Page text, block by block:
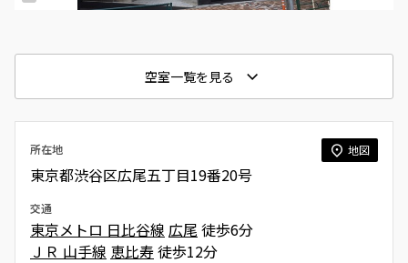
空室一覧を見る
所在地 地図
東京都渋谷区広尾五丁目19番20号
交通
東京メトロ 日比谷線 広尾 徒歩6分
ＪＲ 山手線 恵比寿徒歩12分